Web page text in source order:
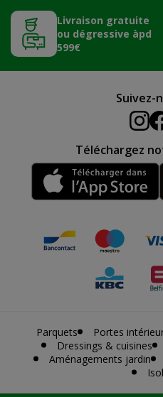
Livraison gratuite
ou dégressive àpd
599€
Suivez-
Téléchargez
Parquets Portes
Dressings & cuisines
Aménagements jardin